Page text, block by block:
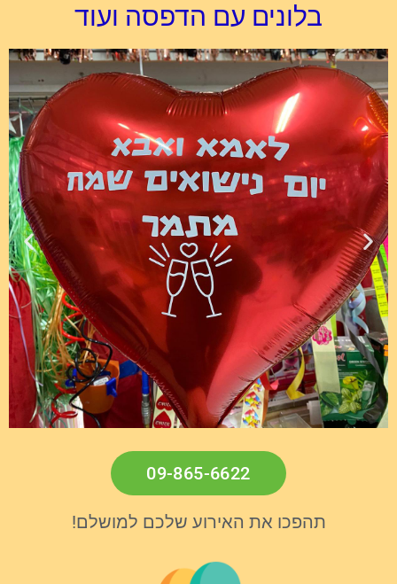
בלונים עם הדפסה ועוד
09-865-6622
תהפכו את האירוע שלכם למושלם!